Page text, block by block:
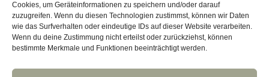
Cookies, um Geräteinformationen zu speichern und/oder darauf
zuzugreifen. Wenn du diesen Technologien zustimmst, können wir Daten
wie das Surfverhalten oder eindeutige IDs auf dieser Website verarbeiten.
Wenn du deine Zustimmung nicht erteilst oder zurückziehst, können
bestimmte Merkmale und Funktionen beeinträchtigt werden.
Schaufenster
Travel